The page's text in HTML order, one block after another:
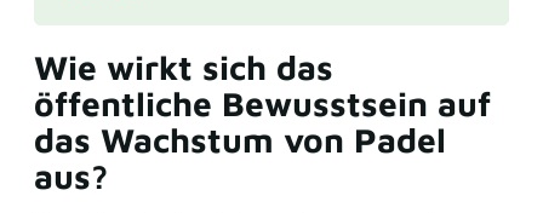
Wie wirkt sich das
öffentliche Bewusstsein auf
das Wachstum von Padel
aus?